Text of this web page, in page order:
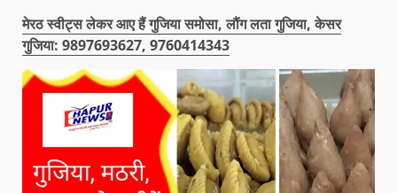
मेरठ स्वीट्स लेकर आए हैं गुजिया समोसा, लौंग लता गुजिया, केसर
गुजिया: 9897693627, 9760414343